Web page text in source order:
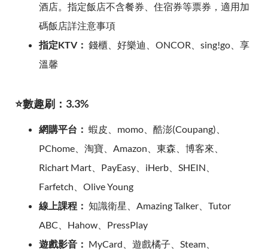
酒店。指定飯店不含餐券、住宿券等票券，適用加
碼飯店詳注意事項
指定KTV： 錢櫃、好樂迪、ONCOR、sing!go、享
溫馨
⭐數趣刷：3.3%
網購平台： 蝦皮、momo、酷澎(Coupang)、
PChome、淘寶、Amazon、東森、博客來、
Richart Mart、PayEasy、iHerb、SHEIN、
Farfetch、Olive Young
線上課程： 知識衛星、Amazing Talker、Tutor
ABC、Hahow、PressPlay
遊戲影音： MyCard、遊戲橘子、Steam、